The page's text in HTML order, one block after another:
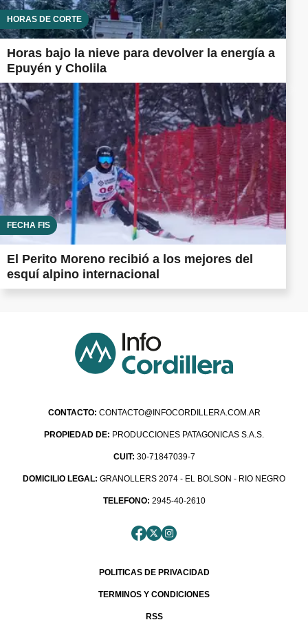
HORAS DE CORTE
Horas bajo la nieve para devolver la energía a
Epuyén y Cholila
FECHA FIS
El Perito Moreno recibió a los mejores del
esquí alpino internacional
CONTACTO: CONTACTO@INFOCORDILLERA.COM.AR
PROPIEDAD DE: PRODUCCIONES PATAGONICAS S.A.S.
CUIT: 30-71847039-7
DOMICILIO LEGAL: GRANOLLERS 2074 - EL BOLSON - RIO NEGRO
TELEFONO: 2945-40-2610
POLITICAS DE PRIVACIDAD
TERMINOS Y CONDICIONES
RSS